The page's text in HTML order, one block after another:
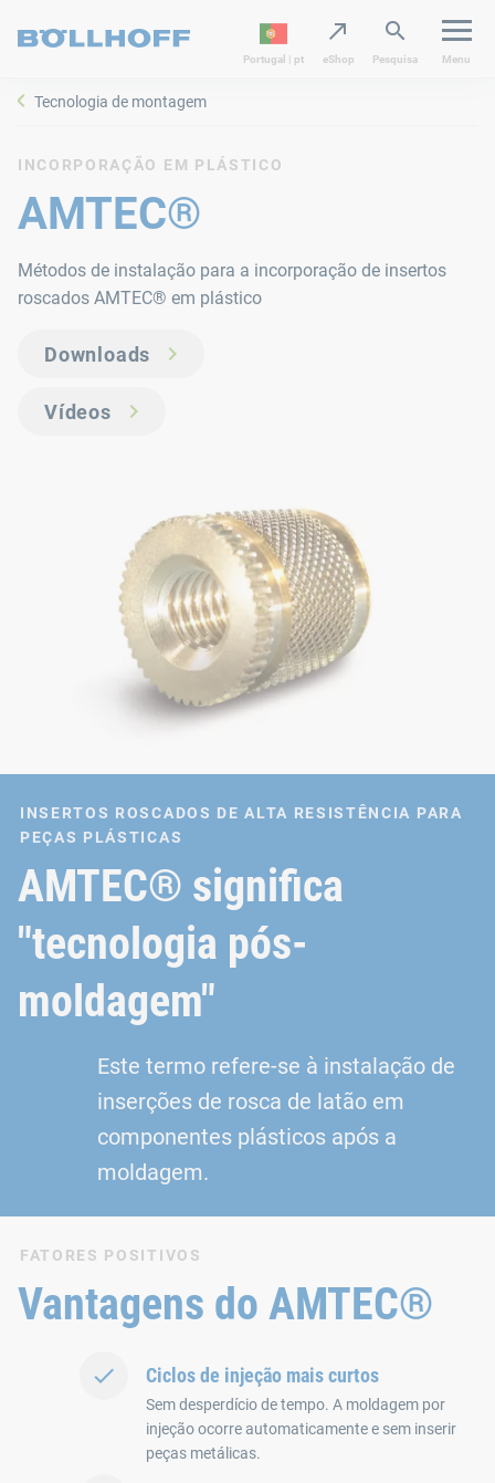
Portugal | pt eShop Pesquisa Menu
Tecnologia de montagem
INCORPORAÇÃO EM PLÁSTICO
AMTEC®
Métodos de instalação para a incorporação de insertos
roscados AMTEC® em plástico
Downloads
Vídeos
INSERTOS ROSCADOS DE ALTA RESISTÊNCIA PARA
PEÇAS PLÁSTICAS
AMTEC® significa
"tecnologia pós-
moldagem"
Este termo refere-se à instalação de
inserções de rosca de latão em
componentes plásticos após a
moldagem.
FATORES POSITIVOS
Vantagens do AMTEC®
Ciclos de injeção mais curtos
Sem desperdício de tempo. A moldagem por
injeção ocorre automaticamente e sem inserir
peças metálicas.